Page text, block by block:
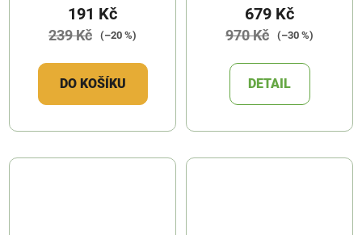
191 Kč
239 Kč (–20 %)
DO KOŠÍKU
679 Kč
970 Kč (–30 %)
DETAIL